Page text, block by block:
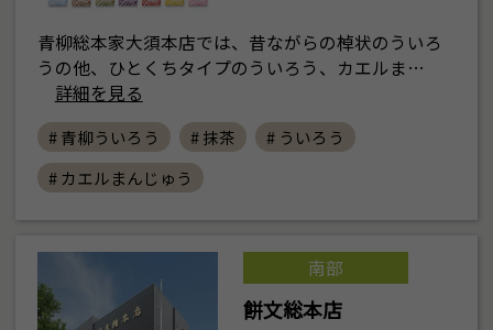
青柳総本家大須本店では、昔ながらの棹状のういろ
うの他、ひとくちタイプのういろう、カエルま…
詳細を見る
# 青柳ういろう # 抹茶
# ういろう
# カエルまんじゅう
南部
餅文総本店